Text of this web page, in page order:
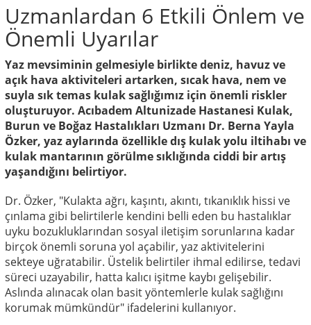
Uzmanlardan 6 Etkili Önlem ve
Önemli Uyarılar
Yaz mevsiminin gelmesiyle birlikte deniz, havuz ve
açık hava aktiviteleri artarken, sıcak hava, nem ve
suyla sık temas kulak sağlığımız için önemli riskler
oluşturuyor. Acıbadem Altunizade Hastanesi Kulak,
Burun ve Boğaz Hastalıkları Uzmanı Dr. Berna Yayla
Özker, yaz aylarında özellikle dış kulak yolu iltihabı ve
kulak mantarının görülme sıklığında ciddi bir artış
yaşandığını belirtiyor.
Dr. Özker, "Kulakta ağrı, kaşıntı, akıntı, tıkanıklık hissi ve
çınlama gibi belirtilerle kendini belli eden bu hastalıklar
uyku bozukluklarından sosyal iletişim sorunlarına kadar
birçok önemli soruna yol açabilir, yaz aktivitelerini
sekteye uğratabilir. Üstelik belirtiler ihmal edilirse, tedavi
süreci uzayabilir, hatta kalıcı işitme kaybı gelişebilir.
Aslında alınacak olan basit yöntemlerle kulak sağlığını
korumak mümkündür" ifadelerini kullanıyor.